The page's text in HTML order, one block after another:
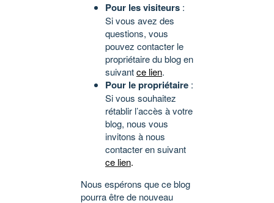
Pour les visiteurs :
Si vous avez des
questions, vous
pouvez contacter le
propriétaire du blog en
suivantce lien.
Pour le propriétaire :
Si vous souhaitez
rétablir l’accès à votre
blog, nous vous
invitons à nous
contacter en suivant
ce lien.
Nous espérons que ce blog
pourra être de nouveau